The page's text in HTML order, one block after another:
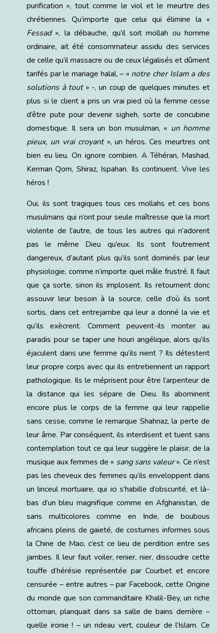
purification », tout comme le viol et le meurtre des
chrétiennes. Qu’importe que celui qui élimine la «
Fessad», la débauche, qu’il soit mollah ou homme
ordinaire, ait été consommateur assidu des services
de celle qu’il massacre ou de ceux légalisés et dûment
tarifés par le mariage halal, – « notre cher Islam a des
solutions à tout» -, un coup de quelques minutes et
plus si le client a pris un vrai pied où la femme cesse
d’être pute pour devenir sigheh, sorte de concubine
domestique. Il sera un bon musulman, « un homme
pieux, un vrai croyant», un héros. Ces meurtres ont
bien eu lieu. On ignore combien. A Téhéran, Mashad,
Kerman Qom, Shiraz, Ispahan. Ils continuent. Vive les
héros !
Oui, ils sont tragiques tous ces mollahs et ces bons
musulmans qui n’ont pour seule maîtresse que la mort
violente de l’autre, de tous les autres qui n’adorent
pas le même Dieu qu’eux. Ils sont foutrement
dangereux, d’autant plus qu’ils sont dominés par leur
physiologie, comme n’importe quel mâle frustré. Il faut
que ça sorte, sinon ils implosent. Ils retournent donc
assouvir leur besoin à la source, celle d’où ils sont
sortis, dans cet entrejambe qui leur a donné la vie et
qu’ils exècrent. Comment peuvent-ils monter au
paradis pour se taper une houri angélique, alors qu’ils
éjaculent dans une femme qu’ils nient ? Ils détestent
leur propre corps avec qui ils entretiennent un rapport
pathologique. Ils le méprisent pour être l’arpenteur de
la distance qui les sépare de Dieu. Ils abominent
encore plus le corps de la femme qui leur rappelle
sans cesse, comme le remarque Shahnaz, la perte de
leur âme. Par conséquent, ils interdisent et tuent sans
contemplation tout ce qui leur suggère le plaisir, de la
musique aux femmes de « sang sans valeur». Ce n’est
pas les cheveux des femmes qu’ils enveloppent dans
un linceul mortuaire, qui ici s’habille d’obscurité, et là-
bas d’un bleu magnifique comme en Afghanistan, de
saris multicolores comme en Inde, de boubous
africains pleins de gaieté, de costumes informes sous
la Chine de Mao, c’est ce lieu de perdition entre ses
jambes. Il leur faut voiler, renier, nier, dissoudre cette
touffe d’hérésie représentée par Courbet et encore
censurée – entre autres – par Facebook, cette Origine
du monde que son commanditaire Khalil-Bey, un riche
ottoman, planquait dans sa salle de bains derrière –
quelle ironie ! – un rideau vert, couleur de l’Islam. Ce